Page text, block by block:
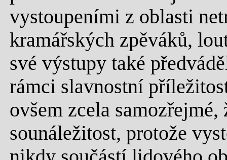
vystoupeními z oblasti
kramářských zpěváků,
své výstupy také
rámci slavnostní
ovšem zcela
sounáležitost, protože